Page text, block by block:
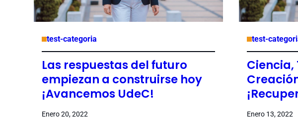
test-categoria
Las respuestas del futuro
empiezan a construirse hoy
¡Avancemos UdeC!
Enero 20, 2022
test-
Enero 13, 2022